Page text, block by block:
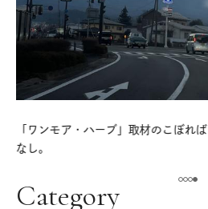
「ワンモア・ハーブ」取材のこぼれば
なし。
Category